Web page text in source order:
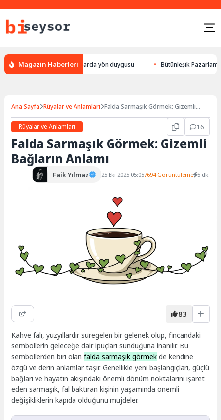
Magazin Haberleri
yön bulması, hayvanlarda yön duygusu Bütünleşik Pazarlama:
Ana Sayfa Rüyalar ve Anlamları Falda Sarmaşık Görmek: Gizemli
Rüyalar ve Anlamları
16
Falda Sarmaşık Görmek: Gizemli
Bağların Anlamı
Faik Yılmaz 25 Eki 2025 05:057694 Görüntüleme 5 dk.
83
Kahve falı, yüzyıllardır süregelen bir gelenek olup, fincandaki
sembollerin geleceğe dair ipuçları sunduğuna inanılır. Bu
sembollerden biri olanfalda sarmaşık görmek de kendine
özgü ve derin anlamlar taşır. Genellikle yeni başlangıçları, güçlü
bağları ve hayatın akışındaki önemli dönüm noktalarını işaret
eden sarmaşık, fal baktıran kişinin yaşamında önemli
değişikliklerin kapıda olduğunu müjdeler.